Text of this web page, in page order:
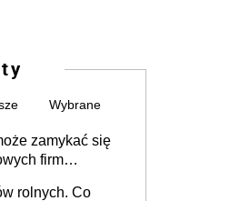
Wybrane
zamykać się
firm
rolnych. Co